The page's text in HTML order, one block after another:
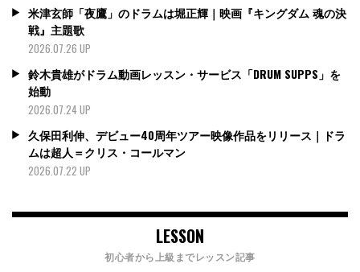
米津玄師「夜鷹」のドラムは堀正輝｜映画『キングダム 魂の決
戦』主題歌
2026.07.26 UP
鈴木貴雄がドラム動画レッスン・サービス「DRUM SUPPS」を
始動
2026.07.24 UP
久保田利伸、デビュー40周年ツアー映像作品をリリース｜ドラ
ムは超人＝クリス・コールマン
2026.07.22 UP
LESSON
初心者から上級までレッスン記事